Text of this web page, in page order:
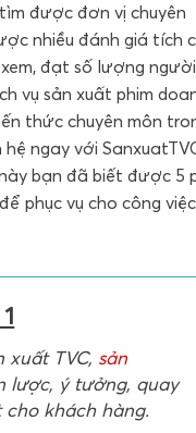
được đơn vị chuyên
nhiều đánh giá tích
đạt số lượng
vụ sản xuất phim
thức chuyên môn
hệ ngay với
bạn đã biết được 5
phục vụ cho công
xuất TVC, sản
lược, ý tưởng, quay
khách hàng.